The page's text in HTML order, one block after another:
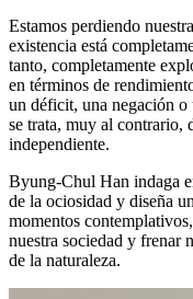
Estamos perdiendo
existencia está
tanto, completamente
en términos de
un déficit, una negación o
se trata, muy al contrario,
independiente.
Byung-Chul Han indaga
de la ociosidad y diseña
momentos
nuestra sociedad y frenar
de la naturaleza.